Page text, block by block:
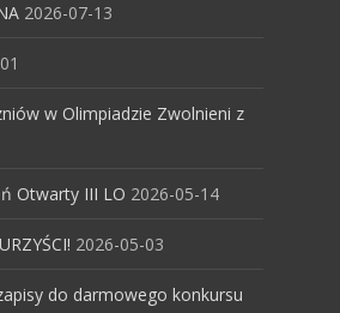
2026-07-13
w Olimpiadzie Zwolnieni z
Otwarty III LO 2026-05-14
2026-05-03
do darmowego konkursu